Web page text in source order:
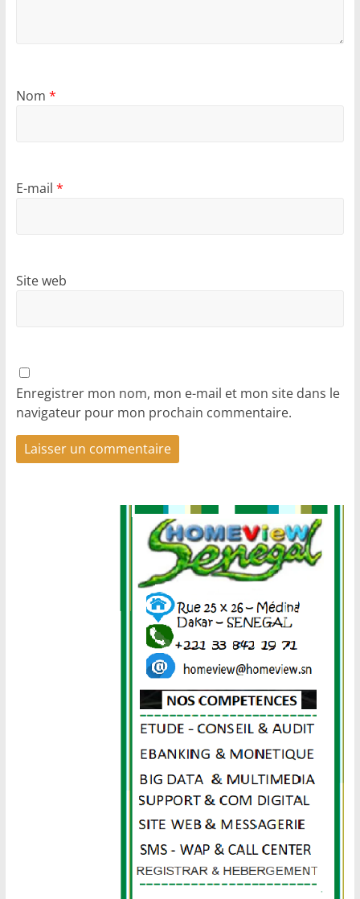
Nom *
E-mail *
Site web
Enregistrer mon nom, mon e-mail et mon site dans le
navigateur pour mon prochain commentaire.